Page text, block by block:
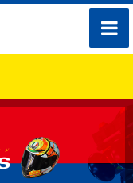
toggle